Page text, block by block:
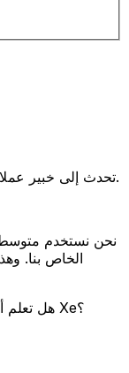
تحدث إلى خبيريمكننا التفوق على أسعار المنافسين.
نحن نستخدم
الخاص بنا.
هل تعلم أنه يمكنك إرسال الأموال إلى الخارج باستخدام Xe؟